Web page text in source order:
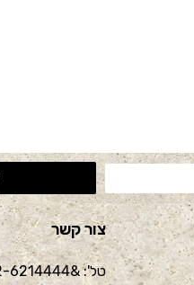
צור קשר
טל': &nbsp 02-6214444